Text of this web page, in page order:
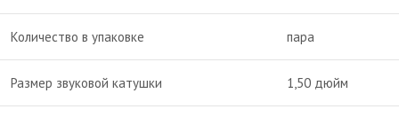
Количество в упаковке пара
Размер звуковой катушки 1,50 дюйм